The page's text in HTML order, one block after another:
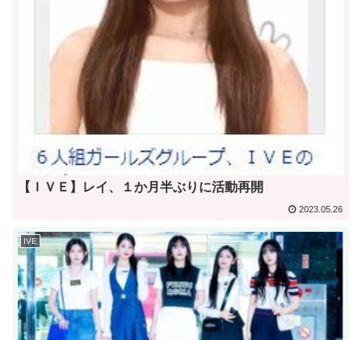
【ＩＶＥ】レイ、１か月半ぶりに活動再開
2023.05.26
IVE